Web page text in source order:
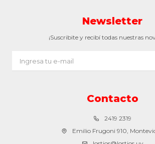
Contacto
2419 2319
Emilio Frugoni 910,
Newsletter
¡Suscribite y recibí todas nuestras